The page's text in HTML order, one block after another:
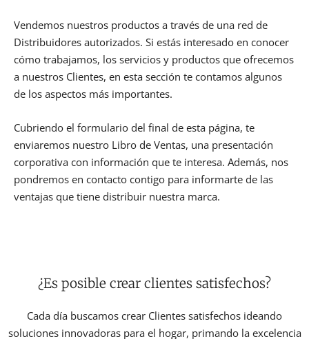
Vendemos nuestros productos a través de una red de
Distribuidores autorizados. Si estás interesado en conocer
cómo trabajamos, los servicios y productos que ofrecemos
a nuestros Clientes, en esta sección te contamos algunos
de los aspectos más importantes.
Cubriendo el formulario del final de esta página, te
enviaremos nuestro Libro de Ventas, una presentación
corporativa con información que te interesa. Además, nos
pondremos en contacto contigo para informarte de las
ventajas que tiene distribuir nuestra marca.
¿Es posible crear clientes satisfechos?
Cada día buscamos crear Clientes satisfechos ideando
soluciones innovadoras para el hogar, primando la excelencia